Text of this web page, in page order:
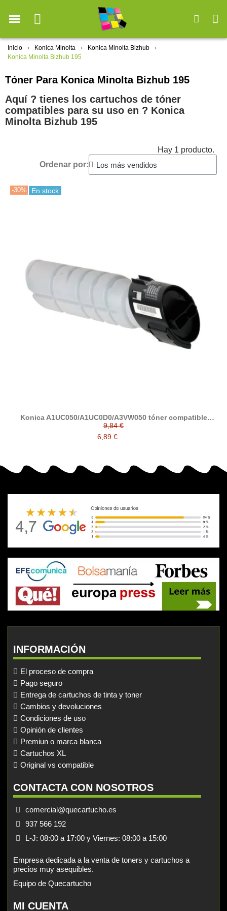
Inicio Konica Minolta
Konica Minolta Bizhub
Konica Minolta Bizhub 195
Tóner Para Konica Minolta Bizhub 195
Aquí ? tienes los cartuchos de tóner
compatibles para su uso en ?️ Konica
Minolta Bizhub 195
Hay 1 producto.
Ordenar por:
-30% En stock
Konica A1UC050/A1UC0D0/A3VW050 tóner compatible
(TN116/TN117/TN118/TN119)
9,84 €
6,89 €
INFORMACIÓN
El proceso de compra
Pago seguro
Entrega de cartuchos de tinta y toner
Cambios y devoluciones
Condiciones de uso
Opinión de clientes
Premiun o marca blanca
Cartuchos XL
Original vs compatible
CONTACTA CON NOSOTROS
comercial@quecartucho.es
937 566 192
L-J: 08:00 a 17:00 y Viernes: 08:00 a 15:00
Empresa dedicada a la venta de toners y cartuchos a
precios muy asequibles.
Equipo de Quecartucho
MI CUENTA